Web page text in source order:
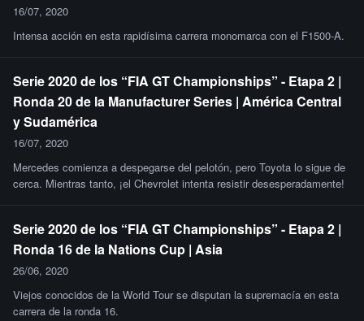
16/07, 2020
Intensa acción en esta rapidísima carrera monomarca con el F1500-A.
Serie 2020 de los “FIA GT Championships” - Etapa 2 |
Ronda 20 de la Manufacturer Series | América Central
y Sudamérica
16/07, 2020
Mercedes comienza a despegarse del pelotón, pero Toyota lo sigue de
cerca. Mientras tanto, ¡el Chevrolet intenta resistir desesperadamente!
Serie 2020 de los “FIA GT Championships” - Etapa 2 |
Ronda 16 de la Nations Cup | Asia
26/06, 2020
Viejos conocidos de la World Tour se disputan la supremacía en esta
carrera de la ronda 16.